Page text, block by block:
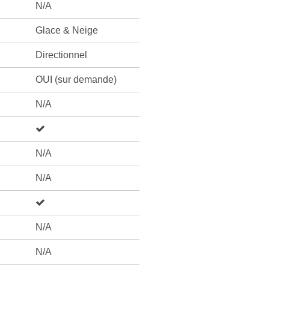
N/A
Glace & Neige
Directionnel
OUI (sur demande)
N/A
N/A
N/A
N/A
N/A